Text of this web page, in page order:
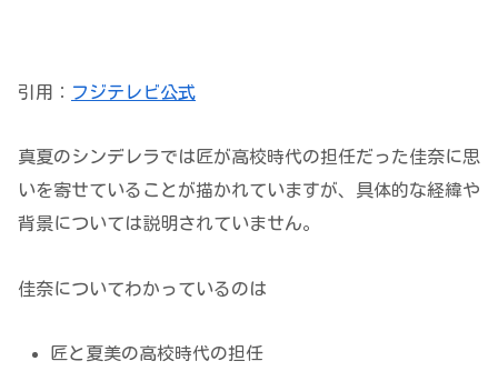
引用： フジテレビ公式
真夏のシンデレラでは匠が高校時代の担任だった佳奈に思
いを寄せていることが描かれていますが、具体的な経緯や
背景については説明されていません。
佳奈についてわかっているのは
匠と夏美の高校時代の担任